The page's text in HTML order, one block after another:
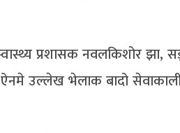
प्रशासक नवलकिशोर
उल्लेख भेलाक बादो